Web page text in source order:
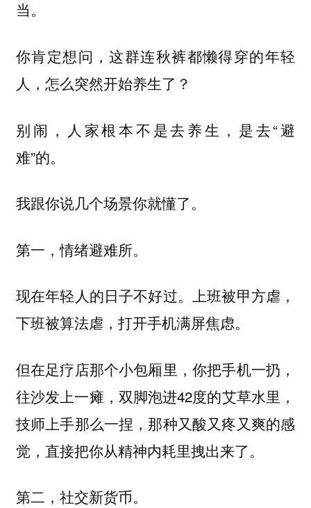
当。
你肯定想问，这群连秋裤都懒得穿的年轻
人，怎么突然开始养生了？
别闹，人家根本不是去养生，是去“避
难”的。
我跟你说几个场景你就懂了。
第一，情绪避难所。
现在年轻人的日子不好过。上班被甲方虐，
下班被算法虐，打开手机满屏焦虑。
但在足疗店那个小包厢里，你把手机一扔，
往沙发上一瘫，双脚泡进42度的艾草水里，
技师上手那么一捏，那种又酸又疼又爽的感
觉，直接把你从精神内耗里拽出来了。
第二，社交新货币。